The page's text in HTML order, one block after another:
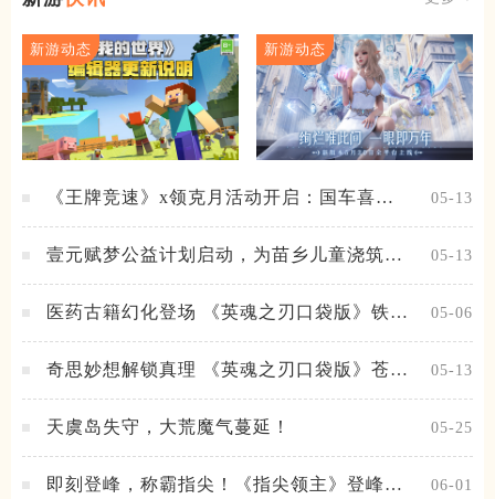
新游动态 新游动态
《王牌竞速》x领克月活动开启：国车喜迎
05-13
壹元赋梦公益计划启动，为苗乡儿童浇筑梦
05-13
医药古籍幻化登场 《英魂之刃口袋版》铁扇
05-06
奇思妙想解锁真理 《英魂之刃口袋版》苍天
05-13
天虞岛失守，大荒魔气蔓延！ 05-25
即刻登峰，称霸指尖！《指尖领主》登峰测
06-01